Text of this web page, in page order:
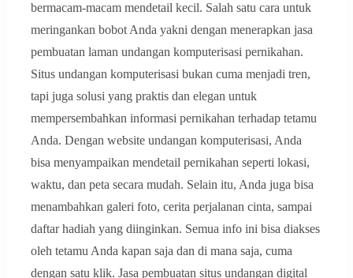
bermacam-macam mendetail kecil. Salah satu cara untuk
meringankan bobot Anda yakni dengan menerapkan jasa
pembuatan laman undangan komputerisasi pernikahan.
Situs undangan komputerisasi bukan cuma menjadi tren,
tapi juga solusi yang praktis dan elegan untuk
mempersembahkan informasi pernikahan terhadap tetamu
Anda. Dengan website undangan komputerisasi, Anda
bisa menyampaikan mendetail pernikahan seperti lokasi,
waktu, dan peta secara mudah. Selain itu, Anda juga bisa
menambahkan galeri foto, cerita perjalanan cinta, sampai
daftar hadiah yang diinginkan. Semua info ini bisa diakses
oleh tetamu Anda kapan saja dan di mana saja, cuma
dengan satu klik. Jasa pembuatan situs undangan digital